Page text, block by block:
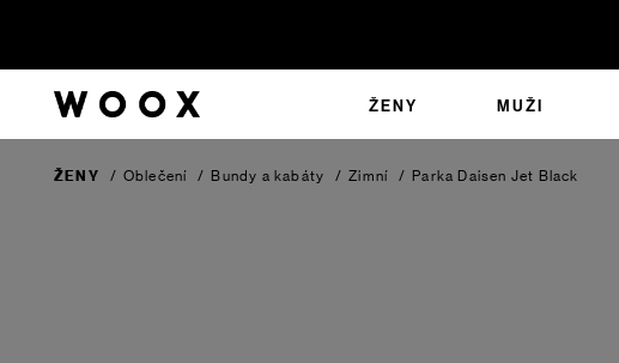
ŽENY MUŽI
ŽENY / Oblečení / Bundy a kabáty / Zimní / Parka Daisen Jet Black